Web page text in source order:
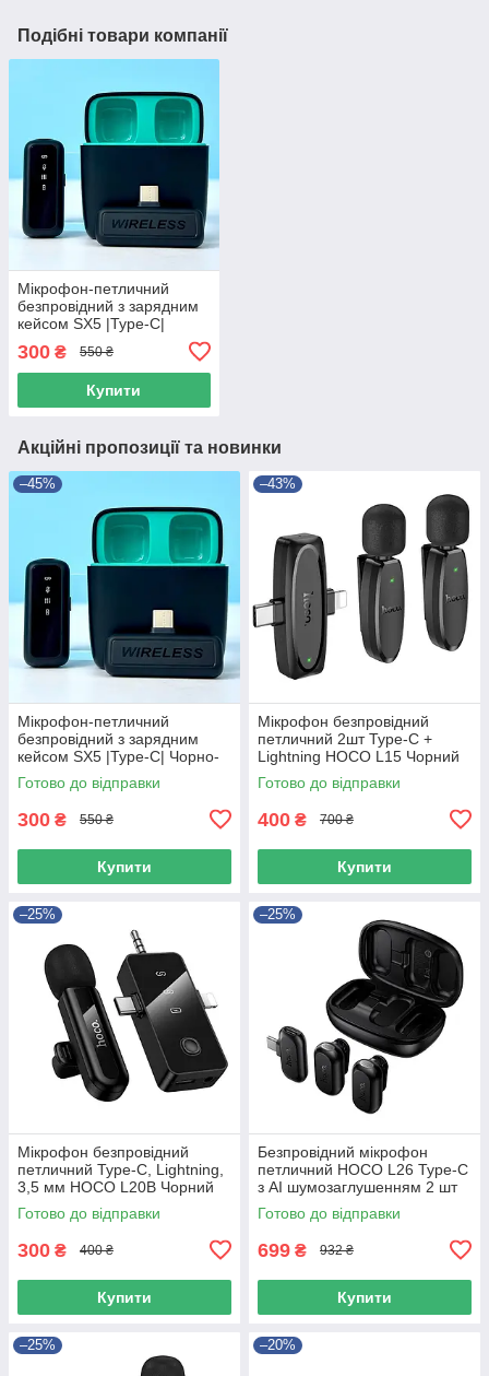
Подібні товари компанії
Мікрофон-петличний
безпровідний з зарядним
кейсом SX5 |Type-C|
300 ₴ 550 ₴
Купити
Акційні пропозиції та новинки
–45%
Мікрофон-петличний
безпровідний з зарядним
кейсом SX5 |Type-C| Чорно-
бірюзовий 44755
Готово до відправки
300 ₴ 550 ₴
Купити
–43%
Мікрофон безпровідний
петличний 2шт Type-C +
Lightning HOCO L15 Чорний
Готово до відправки
400 ₴ 700 ₴
Купити
–25%
Мікрофон безпровідний
петличний Type-C, Lightning,
3,5 мм HOCO L20B Чорний
Готово до відправки
300 ₴ 400 ₴
Купити
–25%
Безпровідний мікрофон
петличний HOCO L26 Type-C
з AI шумозаглушенням 2 шт
Чорний
Готово до відправки
699 ₴ 932 ₴
Купити
–25% –20%